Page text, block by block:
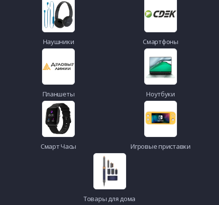
Наушники Смартфоны
Планшеты Ноутбуки
Смарт Часы Игровые приставки
Товары для дома